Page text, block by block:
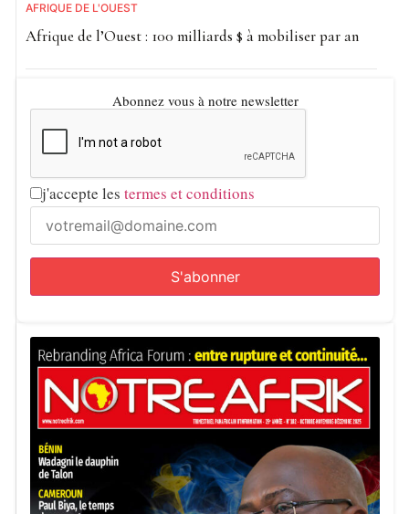
AFRIQUE DE L'OUEST
Afrique de l’Ouest : 100 milliards $ à mobiliser par an
Abonnez vous à notre newsletter
j'accepte les termes et conditions